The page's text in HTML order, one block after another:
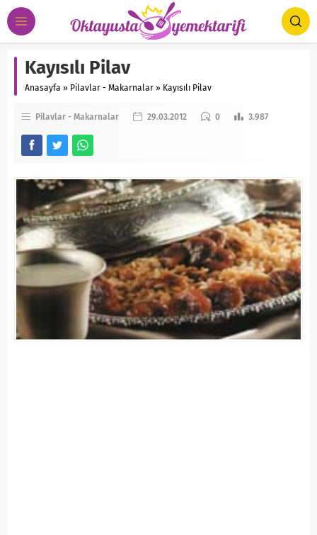
Kayısılı Pilav
Anasayfa » Pilavlar - Makarnalar » Kayısılı Pilav
Pilavlar - Makarnalar 29.03.2012 0 3.987